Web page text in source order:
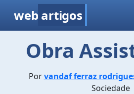
web artigos
Obra
Porvandaf ferraz
Sociedade